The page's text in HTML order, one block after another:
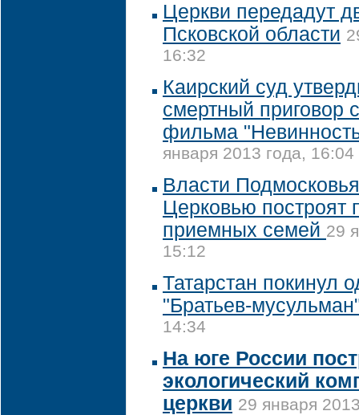
Церкви передадут
Псковской области
16:32
Каирский суд
смертный приговор
фильма
января 2013 года, 16:04
Власти
Церковью построят
приемных семей 29
15:12
Татарстан покинул
"Братьев-
14:34
На юге России
экологический
церкви 29 января